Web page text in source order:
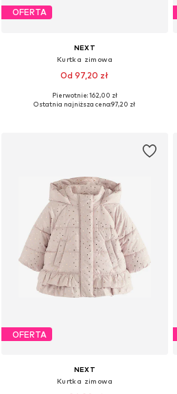
OFERTA
NEXT
Kurtka zimowa
Od 97,20 zł
Dostępne rozmiary: 74, 86
Pierwotnie: 162,00 zł
Ostatnia najniższa cena:97,20 zł
OFERTA
NEXT
Kurtka zimowa